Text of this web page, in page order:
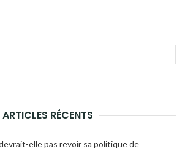
ARTICLES RÉCENTS
elle pas revoir sa politique de